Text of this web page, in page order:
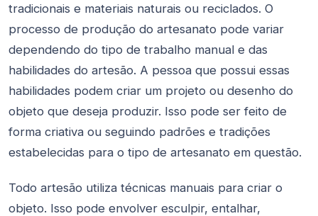
tradicionais e materiais naturais ou reciclados. O
processo de produção do artesanato pode variar
dependendo do tipo de trabalho manual e das
habilidades do artesão. A pessoa que possui essas
habilidades podem criar um projeto ou desenho do
objeto que deseja produzir. Isso pode ser feito de
forma criativa ou seguindo padrões e tradições
estabelecidas para o tipo de artesanato em questão.
Todo artesão utiliza técnicas manuais para criar o
objeto. Isso pode envolver esculpir, entalhar,